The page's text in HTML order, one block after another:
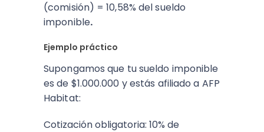
(comisión) = 10,58% del sueldo
imponible.
Ejemplo práctico
Supongamos que tu sueldo imponible
es de $1.000.000 y estás afiliado a AFP
Habitat:
Cotización obligatoria: 10% de